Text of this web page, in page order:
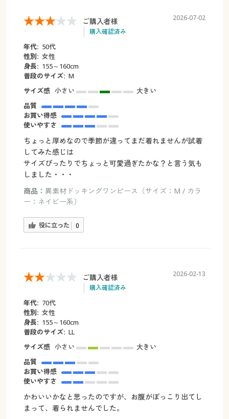
ご購入者様
購入確認済み
2026-07-02
年代: 50代
性別: 女性
身長: 155～160cm
普段のサイズ: M
サイズ感 小さい
大きい
品質
お買い得感
使いやすさ
ちょっと厚めなので季節が違ってまだ着れませんが試着
してみた感じは
サイズぴったりでちょっと可愛過ぎたかな？と言う気も
しました・・・
商品： 異素材ドッキングワンピース（サイズ：M / カラ
ー：ネイビー系）
役に立った 0
ご購入者様
購入確認済み
2026-02-13
年代: 70代
性別: 女性
身長: 155～160cm
普段のサイズ: LL
サイズ感 小さい
大きい
品質
お買い得感
使いやすさ
かわいいかなと思ったのですが、お腹がぽっこり出てし
まって、着られませんでした。